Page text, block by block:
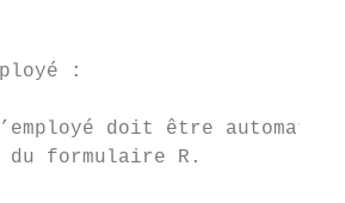
:
doit être
du formulaire R.